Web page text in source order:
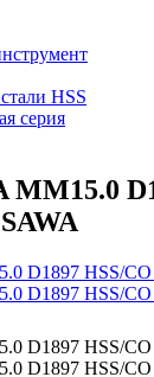
HSS
серия
MM15.0